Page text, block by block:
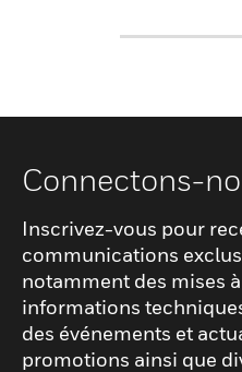
Connectons-
Inscrivez-vous pour
communications
notamment des mises
informations
des événements et
promotions ainsi que